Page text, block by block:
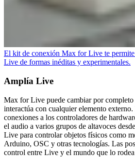
El kit de conexión Max for Live te
Live de formas inéditas y experimentales.
Amplía Live
Max for Live puede cambiar por
interactúa con cualquier elemento
conexiones a los controladores de
el audio a varios grupos de altavoces
Live para controlar objetos físicos como
Arduino, OSC y otras tecnologías. Las
control entre Live y el mundo que lo